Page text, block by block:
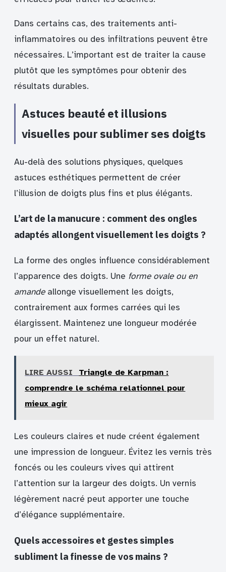
Dans certains cas, des traitements anti-
inflammatoires ou des infiltrations peuvent être
nécessaires. L’important est de traiter la cause
plutôt que les symptômes pour obtenir des
résultats durables.
Astuces beauté et illusions
visuelles pour sublimer ses doigts
Au-delà des solutions physiques, quelques
astuces esthétiques permettent de créer
l’illusion de doigts plus fins et plus élégants.
L’art de la manucure : comment des ongles
adaptés allongent visuellement les doigts ?
La forme des ongles influence considérablement
l’apparence des doigts. Une forme ovale ou en
amandeallonge visuellement les doigts,
contrairement aux formes carrées qui les
élargissent. Maintenez une longueur modérée
pour un effet naturel.
LIRE AUSSI
Triangle de Karpman :
comprendre le schéma relationnel pour
mieux agir
Les couleurs claires et nude créent également
une impression de longueur. Évitez les vernis très
foncés ou les couleurs vives qui attirent
l’attention sur la largeur des doigts. Un vernis
légèrement nacré peut apporter une touche
d’élégance supplémentaire.
Quels accessoires et gestes simples
subliment la finesse de vos mains ?